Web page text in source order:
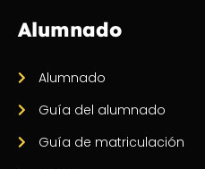
Alumnado
Alumnado
Guía del alumnado
Guía de matriculación